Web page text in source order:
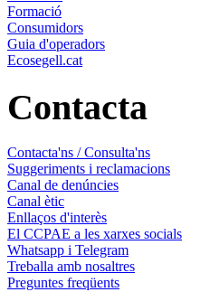
Formació
Consumidors
Guia d'operadors
Ecosegell.cat
Contacta
Contacta'ns / Consulta'ns
Suggeriments i reclamacions
Canal de denúncies
Canal ètic
Enllaços d'interès
El CCPAE a les xarxes socials
Whatsapp i Telegram
Treballa amb nosaltres
Preguntes freqüents